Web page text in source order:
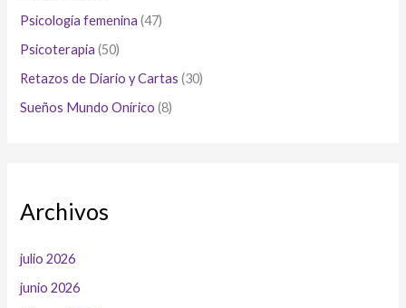
Psicología femenina (47)
Psicoterapia (50)
Retazos de Diario y Cartas (30)
Sueños Mundo Onírico (8)
Archivos
julio 2026
junio 2026